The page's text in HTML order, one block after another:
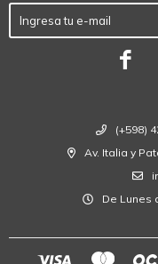
(+598)
Av. Italia y
De Lunes
